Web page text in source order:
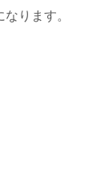
ります。